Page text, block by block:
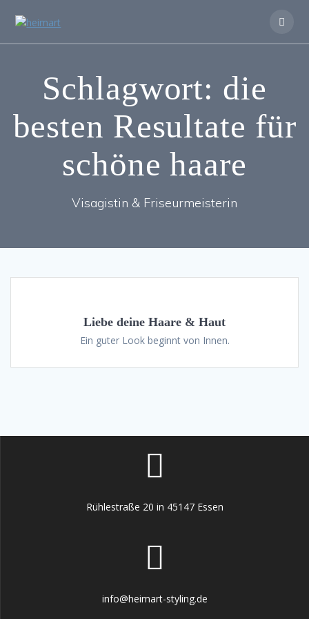
Schlagwort: die
besten Resultate für
schöne haare
Visagistin & Friseurmeisterin
Liebe deine Haare & Haut
Ein guter Look beginnt von Innen.
Rühlestraße 20 in 45147 Essen
info@heimart-styling.de